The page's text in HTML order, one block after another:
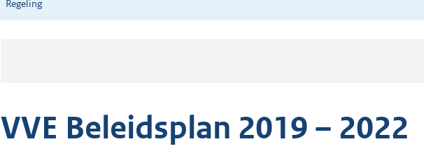
Regeling
VVE Beleidsplan 2019 – 2022